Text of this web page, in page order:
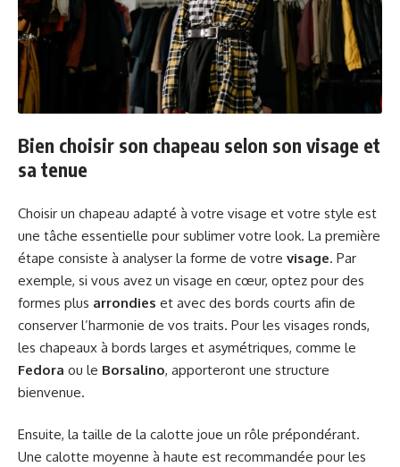
Bien choisir son chapeau selon son visage et
sa tenue
Choisir un chapeau adapté à votre visage et votre style est
une tâche essentielle pour sublimer votre look. La première
étape consiste à analyser la forme de votre visage. Par
exemple, si vous avez un visage en cœur, optez pour des
formes plus arrondies et avec des bords courts afin de
conserver l’harmonie de vos traits. Pour les visages ronds,
les chapeaux à bords larges et asymétriques, comme le
Fedora ou le Borsalino, apporteront une structure
bienvenue.
Ensuite, la taille de la calotte joue un rôle prépondérant.
Une calotte moyenne à haute est recommandée pour les